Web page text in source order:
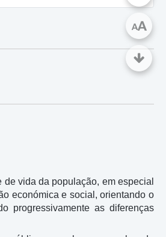
vida da população, em especial
económica e social, orientando o
progressivamente as diferenças
AA